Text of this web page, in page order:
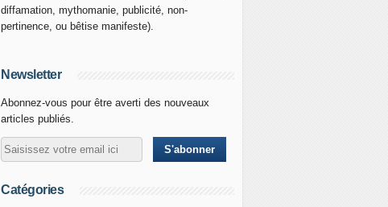
diffamation, mythomanie, publicité, non-
pertinence, ou bêtise manifeste).
Newsletter
Abonnez-vous pour être averti des nouveaux
articles publiés.
Catégories